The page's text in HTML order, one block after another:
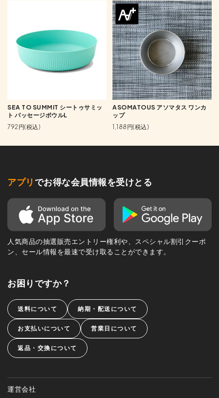
SEA TO SUMMIT シートゥサミッ
ト パッセージボウルL
792円(税込)
ASOMATOUS アソマタス ワンカ
ップ
1,188円(税込)
アプリ でお得な会員情報を受けとる
人気商品の抽選販売エントリー権利や、スペシャル割引クーポ
ン、セール情報を最速で受け取ることができます。
お困りですか？
送料について 納期・配送について
お支払いについて 営業日について
返品・交換について
運営会社